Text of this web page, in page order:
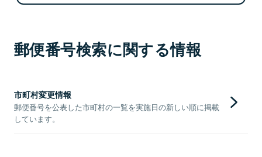
郵便番号検索に関する情報
市町村変更情報
郵便番号を公表した市町村の一覧を実施日の新しい順に掲載
しています。